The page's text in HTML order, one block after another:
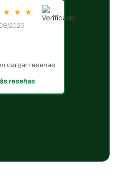
★ ★ ★
2026
cargar reseñas.
reseñas